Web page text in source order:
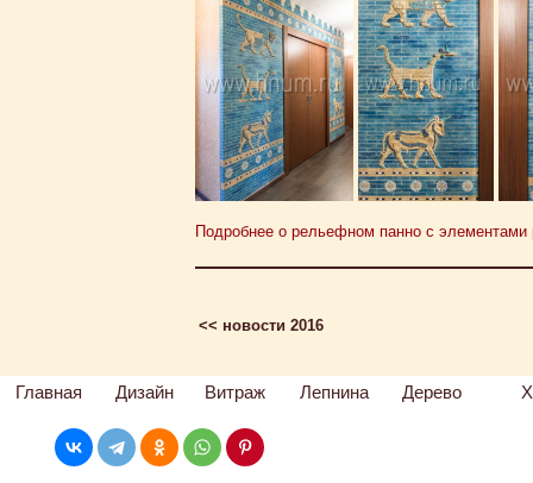
Подробнее о рельефном панно с
<< новости 2016
Главная Дизайн Витраж Лепнина Дерево